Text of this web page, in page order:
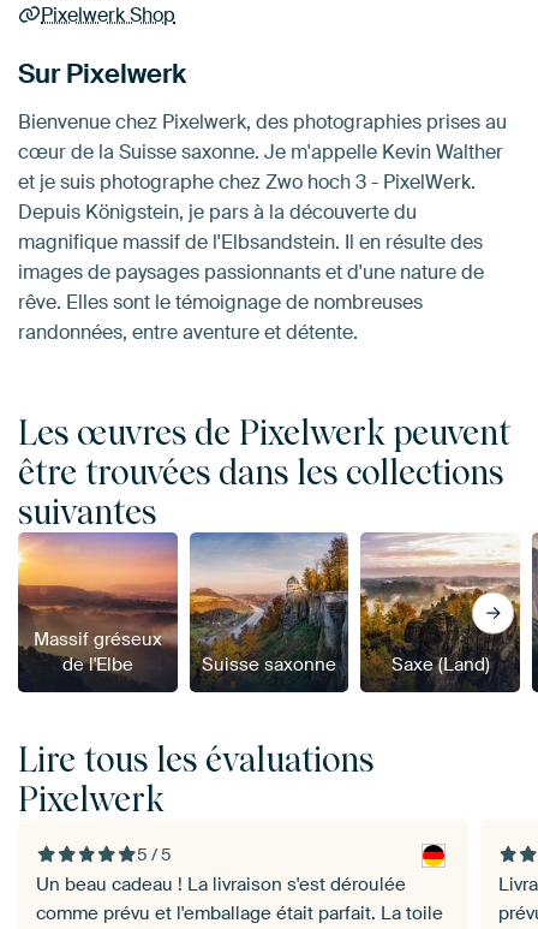
Pixelwerk Shop
Sur Pixelwerk
Bienvenue chez Pixelwerk, des photographies prises au
cœur de la Suisse saxonne. Je m'appelle Kevin Walther
et je suis photographe chez Zwo hoch 3 - PixelWerk.
Depuis Königstein, je pars à la découverte du
magnifique massif de l'Elbsandstein. Il en résulte des
images de paysages passionnants et d'une nature de
rêve. Elles sont le témoignage de nombreuses
randonnées, entre aventure et détente.
Les œuvres de Pixelwerk peuvent
être trouvées dans les collections
suivantes
Massif gréseux
de l'Elbe
Suisse saxonne Saxe (Land)
Lire tous les évaluations
Pixelwerk
5 / 5
Un beau cadeau ! La livraison s'est déroulée
comme prévu et l'emballage était parfait. La toile